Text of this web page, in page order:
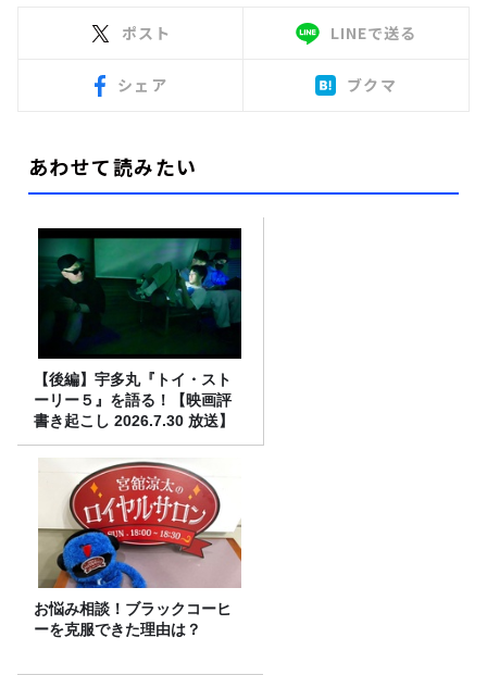
ポスト LINEで送る
シェア ブクマ
あわせて読みたい
【後編】宇多丸『トイ・スト
ーリー５』を語る！【映画評
書き起こし 2026.7.30 放送】
お悩み相談！ブラックコーヒ
ーを克服できた理由は？